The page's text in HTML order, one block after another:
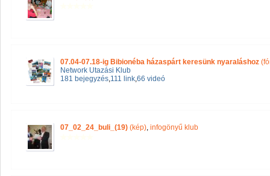
07.04-07.18-ig Bibionéba házaspárt keresünk nyaraláshoz
Network Utazási Klub
181 bejegyzés,111 link,66 videó
07_02_24_buli_(19) (kép), infogönyű klub